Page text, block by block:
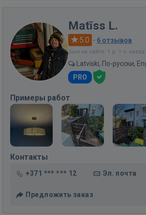
Matīss L.
5.0 · 6 отзывов
Был на сайте: 1 д. 1 ч. назад
Latviski, По-русски,
PRO
Примеры работ
Контакты
+371 *** *** 12 Эл. почта
Предложить заказ